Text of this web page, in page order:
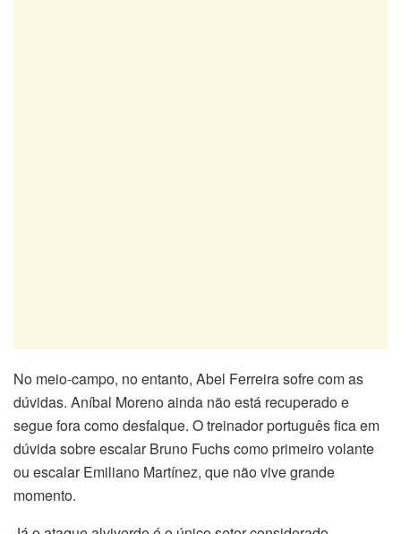
No meio-campo, no entanto, Abel Ferreira sofre com as
dúvidas. Aníbal Moreno ainda não está recuperado e
segue fora como desfalque. O treinador português fica em
dúvida sobre escalar Bruno Fuchs como primeiro volante
ou escalar Emiliano Martínez, que não vive grande
momento.